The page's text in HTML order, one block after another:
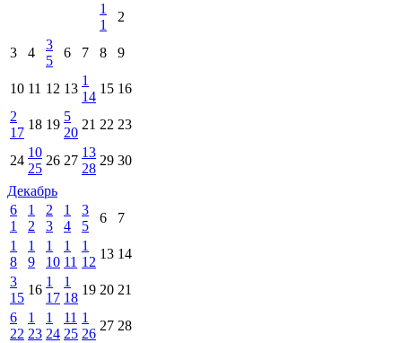
1
1
2
3 4
3
5
6 7 8 9
10 11 12 13
1
14
15 16
2
17
18 19
5
20
21 22 23
24
10
25
26 27
13
28
29 30
Декабрь
6
1
1
2
2
3
1
4
3
5
6
7
1
8
1
9
1
10
1
11
1
12
13 14
3
15
16
1
17
1
18
19 20 21
6
22
1
23
1
24
11
25
1
26
27 28